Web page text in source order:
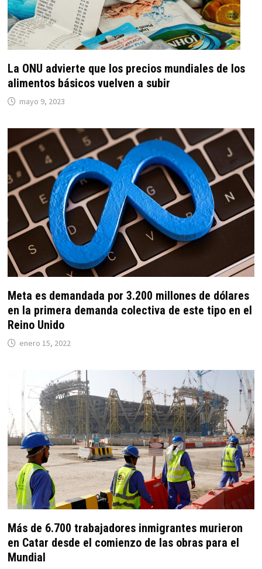
La ONU advierte que los precios mundiales de los
alimentos básicos vuelven a subir
mayo 9, 2023
Meta es demandada por 3.200 millones de dólares
en la primera demanda colectiva de este tipo en el
Reino Unido
enero 15, 2022
Más de 6.700 trabajadores inmigrantes murieron
en Catar desde el comienzo de las obras para el
Mundial